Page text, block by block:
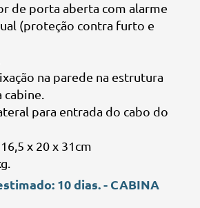
de porta aberta com alarme
(proteção contra furto e
na parede na estrutura
para entrada do cabo do
x 20 x 31cm
10 dias. - CABINA